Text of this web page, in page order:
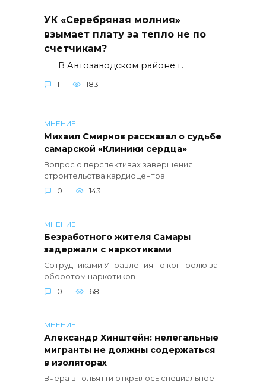
УК «Серебряная молния»
взымает плату за тепло не по
счетчикам?
В Автозаводском районе г.
1 183
МНЕНИЕ
Михаил Смирнов рассказал о судьбе
самарской «Клиники сердца»
Вопрос о перспективах завершения
строительства кардиоцентра
0
143
МНЕНИЕ
Безработного жителя Самары
задержали с наркотиками
Сотрудниками Управления по контролю за
оборотом наркотиков
0
68
МНЕНИЕ
Александр Хинштейн: нелегальные
мигранты не должны содержаться
в изоляторах
Вчера в Тольятти открылось специальное